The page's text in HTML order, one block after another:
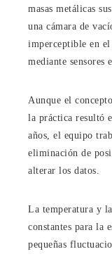
masas metálicas
una cámara de
imperceptible en el
mediante sensores
Aunque el
la práctica resultó
años, el equipo
eliminación de
alterar los datos.
La temperatura y
constantes para la
pequeñas